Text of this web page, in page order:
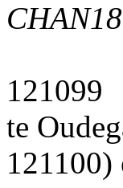
121099
te
121100)